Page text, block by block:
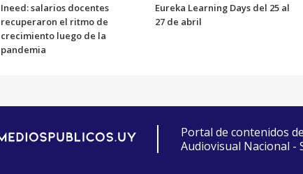
Ineed: salarios docentes
recuperaron el ritmo de
crecimiento luego de la
pandemia
Eureka Learning Days del 25 al
27 de abril
Portal de contenidos
Audiovisual Nacional -